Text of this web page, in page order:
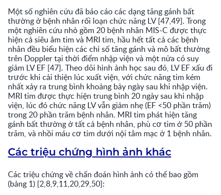
Một số nghiên cứu đã báo cáo các dạng tăng gánh bất
thường ở bệnh nhân rối loạn chức năng LV [47,49]. Trong
một nghiên cứu nhỏ gồm 20 bệnh nhân MIS-C được thực
hiện cả siêu âm tim và MRI tim, hầu hết tất cả các bệnh
nhân đều biểu hiện các chỉ số tăng gánh và mô bất thường
trên Doppler tại thời điểm nhập viện và một nửa có suy
giảm LV EF [47]. Theo dõi hình ảnh học sau đó, LV EF xấu đi
trước khi cải thiện lúc xuất viện, với chức năng tim kém
nhất xảy ra trung bình khoảng bảy ngày sau khi nhập viện.
MRI tim được thực hiện trung bình 20 ngày sau khi nhập
viện, lúc đó chức năng LV vẫn giảm nhẹ (EF <50 phần trăm)
trong 20 phần trăm bệnh nhân. MRI tim phát hiện tăng
gánh bất thường ở tất cả bệnh nhân, phù cơ tim ở 50 phần
trăm, và nhồi máu cơ tim dưới nội tâm mạc ở 1 bệnh nhân.
Các triệu chứng hình ảnh khác
Các triệu chứng về chẩn đoán hình ảnh có thể bao gồm
(bảng 1) [2,8,9,11,20,29,50]: